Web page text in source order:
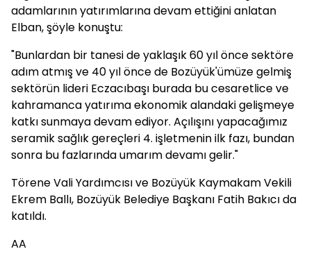
adamlarının yatırımlarına devam ettiğini anlatan
Elban, şöyle konuştu:
"Bunlardan bir tanesi de yaklaşık 60 yıl önce sektöre
adım atmış ve 40 yıl önce de Bozüyük'ümüze gelmiş
sektörün lideri Eczacıbaşı burada bu cesaretlice ve
kahramanca yatırıma ekonomik alandaki gelişmeye
katkı sunmaya devam ediyor. Açılışını yapacağımız
seramik sağlık gereçleri 4. işletmenin ilk fazı, bundan
sonra bu fazlarında umarım devamı gelir."
Törene Vali Yardımcısı ve Bozüyük Kaymakam Vekili
Ekrem Ballı, Bozüyük Belediye Başkanı Fatih Bakıcı da
katıldı.
AA